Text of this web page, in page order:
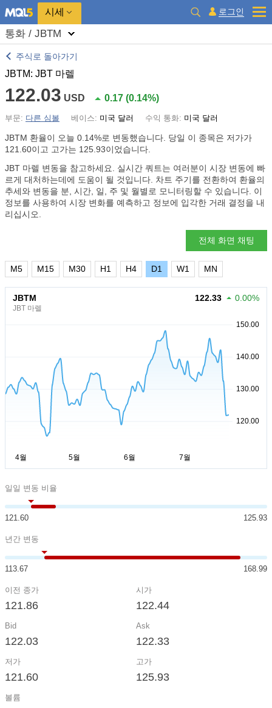
시세 로그인
통화 / JBTM
주식로 돌아가기
JBTM: JBT 마렐
122.03 USD 0.17 (0.14%)
부문: 다른 심볼 베이스: 미국 달러 수익 통화: 미국 달러
JBTM 환율이 오늘 0.14%로 변동했습니다. 당일 이 종목은 저가가
121.60이고 고가는 125.93이었습니다.
JBT 마렐 변동을 참고하세요. 실시간 쿼트는 여러분이 시장 변동에 빠
르게 대처하는데에 도움이 될 것입니다. 차트 주기를 전환하여 환율의
추세와 변동을 분, 시간, 일, 주 및 월별로 모니터링할 수 있습니다. 이
정보를 사용하여 시장 변화를 예측하고 정보에 입각한 거래 결정을 내
리십시오.
전체 화면 채팅
M5 M15 M30 H1 H4 D1 W1 MN
JBTM
JBT 마렐
122.33 0.00%
일일 변동 비율
121.60 125.93
년간 변동
113.67 168.99
이전 종가
121.86
시가
122.44
Bid
122.03
Ask
122.33
저가
121.60
고가
125.93
볼륨